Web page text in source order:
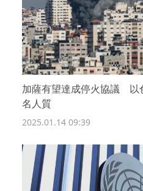
加薩有望達成停火協議 以
名人質
2025.01.14 09:39